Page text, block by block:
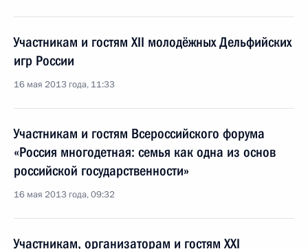
Участникам и гостям XII молодёжных Дельфийских
игр России
16 мая 2013 года, 11:33
Участникам и гостям Всероссийского форума
«Россия многодетная: семья как одна из основ
российской государственности»
16 мая 2013 года, 09:32
Участникам, организаторам и гостям XXI